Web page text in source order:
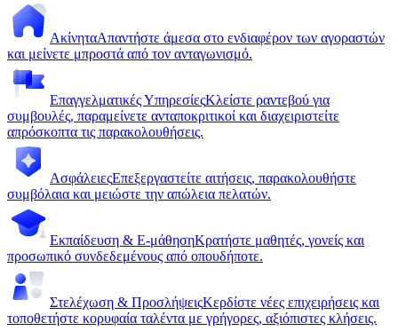
ΑκίνηταΑπαντήστε άμεσα στο ενδιαφέρον των αγοραστών
και μείνετε μπροστά από τον ανταγωνισμό.
Επαγγελματικές ΥπηρεσίεςΚλείστε ραντεβού για
συμβουλές, παραμείνετε ανταποκριτικοί και διαχειριστείτε
απρόσκοπτα τις παρακολουθήσεις.
ΑσφάλειεςΕπεξεργαστείτε αιτήσεις, παρακολουθήστε
συμβόλαια και μειώστε την απώλεια πελατών.
Εκπαίδευση & E-μάθησηΚρατήστε μαθητές, γονείς και
προσωπικό συνδεδεμένους από οπουδήποτε.
Στελέχωση & ΠροσλήψειςΚερδίστε νέες επιχειρήσεις και
τοποθετήστε κορυφαία ταλέντα με γρήγορες, αξιόπιστες κλήσεις.